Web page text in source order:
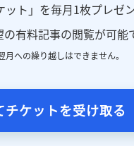
ト」を毎月1枚プレゼン
有料記事の閲覧が可能
への繰り越しはできません。
チケットを受け取る